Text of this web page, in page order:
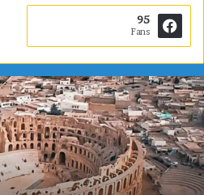
95
Fans
ت
و
ن
س
ا
ل
أ